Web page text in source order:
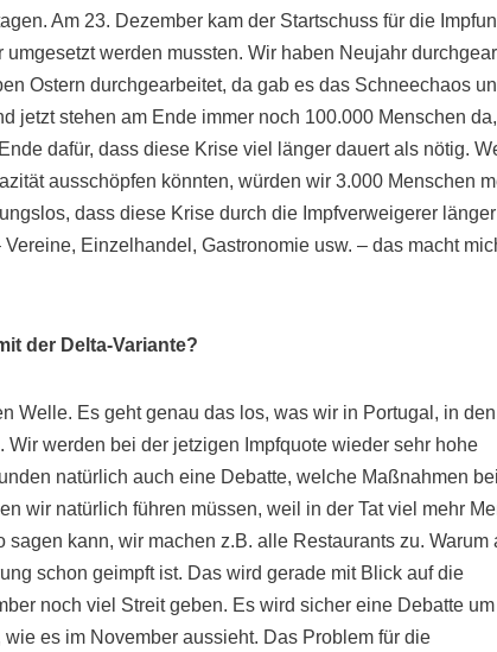
Am 23. Dezember kam der Startschuss für die
werden mussten. Wir haben Neujahr
Ostern durchgearbeitet, da gab es das Schneechaos
jetzt stehen am Ende immer noch 100.000 Menschen
dafür, dass diese Krise viel länger dauert als nötig.
ausschöpfen könnten, würden wir 3.000 Menschen
dass diese Krise durch die Impfverweigerer
Einzelhandel, Gastronomie usw. – das macht
der Delta-Variante?
Welle. Es geht genau das los, was wir in Portugal, in den
werden bei der jetzigen Impfquote wieder sehr hohe
natürlich auch eine Debatte, welche Maßnahmen
wir natürlich führen müssen, weil in der Tat viel mehr
kann, wir machen z.B. alle Restaurants zu. Warum
schon geimpft ist. Das wird gerade mit Blick auf die
noch viel Streit geben. Es wird sicher eine Debatte
es im November aussieht. Das Problem für die